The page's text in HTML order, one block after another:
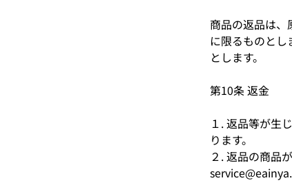
商品の返品は
に限るものと
とします。
第10条 返金
１. 返品等が生
ります。
２. 返品の商品